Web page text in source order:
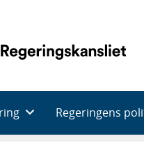
Regeringens